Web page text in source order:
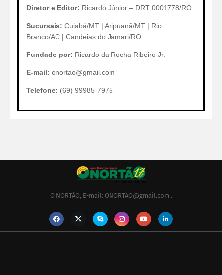
Diretor e Editor: Ricardo Júnior – DRT 0001778/RO
Sucursais: Cuiabá/MT | Aripuanã/MT | Rio
Branco/AC | Candeias do Jamari/RO
Fundado por: Ricardo da Rocha Ribeiro Jr.
E-mail: onortao@gmail.com
Telefone: (69) 99985-7975
O NORTÃO, E-mail: ONORTAO@gmail.com .